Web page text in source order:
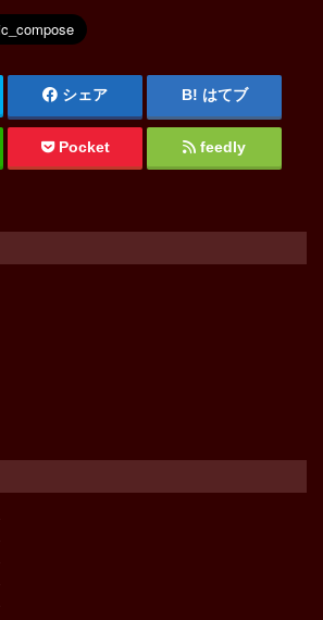
シェア はてブ
Pocket feedly